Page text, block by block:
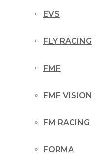
EVS
FLY RACING
FMF
FMF VISION
FM RACING
FORMA